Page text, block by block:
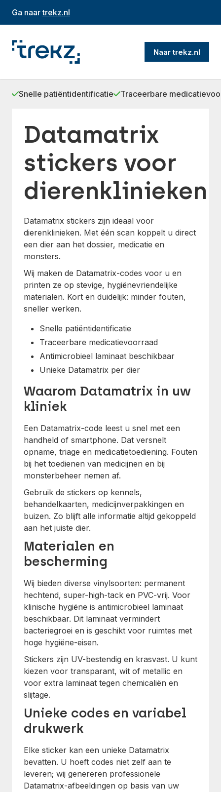
Ga naartrekz.nl
Naar trekz.nl
Snelle patiëntidentificatie Traceerbare
Datamatrix
stickers voor
dierenklinieken
Datamatrix stickers zijn ideaal voor
dierenklinieken. Met één scan koppelt u direct
een dier aan het dossier, medicatie en
monsters.
Wij maken de Datamatrix-codes voor u en
printen ze op stevige, hygiënevriendelijke
materialen. Kort en duidelijk: minder fouten,
sneller werken.
Snelle patiëntidentificatie
Traceerbare medicatievoorraad
Antimicrobieel laminaat beschikbaar
Unieke Datamatrix per dier
Waarom Datamatrix in uw
kliniek
Een Datamatrix-code leest u snel met een
handheld of smartphone. Dat versnelt
opname, triage en medicatietoediening. Fouten
bij het toedienen van medicijnen en bij
monsterbeheer nemen af.
Gebruik de stickers op kennels,
behandelkaarten, medicijnverpakkingen en
buizen. Zo blijft alle informatie altijd gekoppeld
aan het juiste dier.
Materialen en
bescherming
Wij bieden diverse vinylsoorten: permanent
hechtend, super-high-tack en PVC-vrij. Voor
klinische hygiëne is antimicrobieel laminaat
beschikbaar. Dit laminaat vermindert
bacteriegroei en is geschikt voor ruimtes met
hoge hygiëne-eisen.
Stickers zijn UV-bestendig en krasvast. U kunt
kiezen voor transparant, wit of metallic en
voor extra laminaat tegen chemicaliën en
slijtage.
Unieke codes en variabel
drukwerk
Elke sticker kan een unieke Datamatrix
bevatten. U hoeft codes niet zelf aan te
leveren; wij genereren professionele
Datamatrix-afbeeldingen op basis van uw